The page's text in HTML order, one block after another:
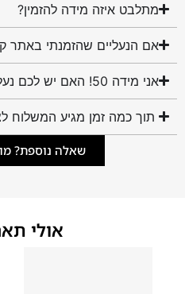
מתלבט איזה מידה להזמין?
אם הנעליים שהזמנתי באתר
אני מידה 50! האם יש לכם נעליים במידה שלי?
תוך כמה זמן מגיע המשלוח
שאלה נוספת?
אולי